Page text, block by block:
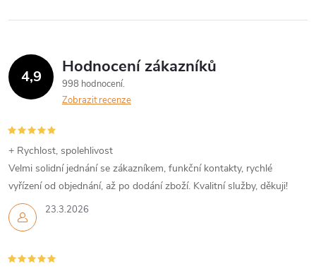
v
k
y
ý
p
i
s
u
4,9 Hodnocení zákazníků
998 hodnocení
Zobrazit recenze
23.3.2026
+ Rychlost, spolehlivost
Velmi solidní jednání se zákazníkem, funkční kontakty, rychlé
vyřízení od objednání, až po dodání zboží. Kvalitní služby, děkuji!